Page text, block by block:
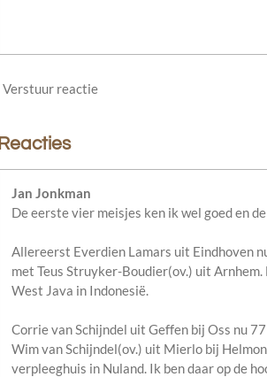
Verstuur reactie
Reacties
Jan Jonkman
De eerste vier meisjes ken ik wel goed en
Allereerst Everdien Lamars uit Eindhoven
met Teus Struyker-Boudier(ov.) uit
West Java in Indonesië.
Corrie van Schijndel uit Geffen bij Oss nu
Wim van Schijndel(ov.) uit Mierlo bij
verpleeghuis in Nuland. Ik ben daar op de